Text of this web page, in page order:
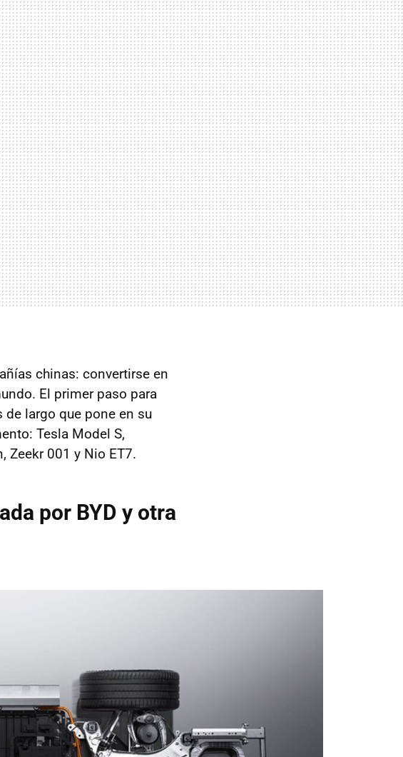
chinas: convertirse en
El primer paso para
de largo que pone en su
Tesla Model S,
Zeekr 001 y Nio ET7.
por BYD y otra